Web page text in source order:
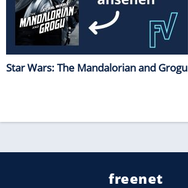
Star Wars: The Mandalorian and Grogu
freenet